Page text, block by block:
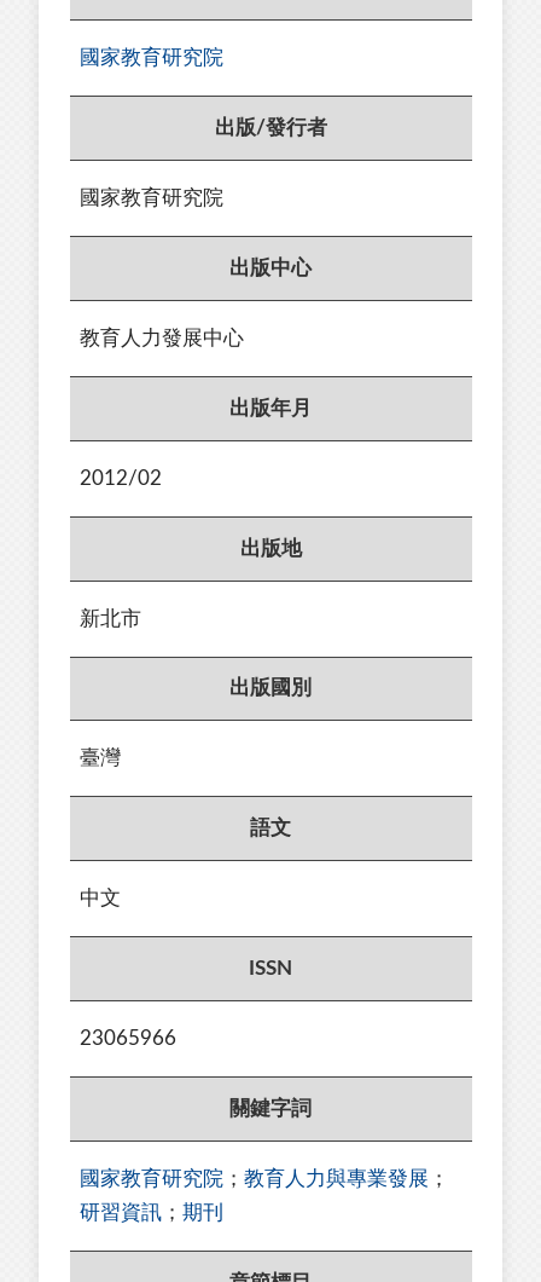
國家教育研究院
出版/發行者
國家教育研究院
出版中心
教育人力發展中心
出版年月
2012/02
出版地
新北市
出版國別
臺灣
語文
中文
ISSN
23065966
關鍵字詞
國家教育研究院 ； 教育人力與專業發展 ；
研習資訊 ； 期刊